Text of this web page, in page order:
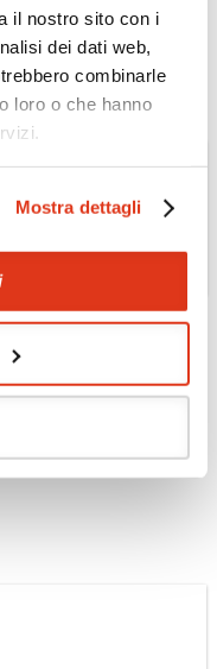
il nostro sito con i
dei dati web,
combinarle
loro o che hanno
Mostra dettagli